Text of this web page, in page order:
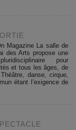
Magazine La salle de
des Arts propose une
pour
et tous les âges, de
danse, cirque,
étant l’exigence de